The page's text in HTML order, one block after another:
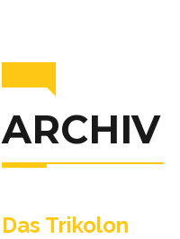
ARCHIV
Das Tri­ko­lon